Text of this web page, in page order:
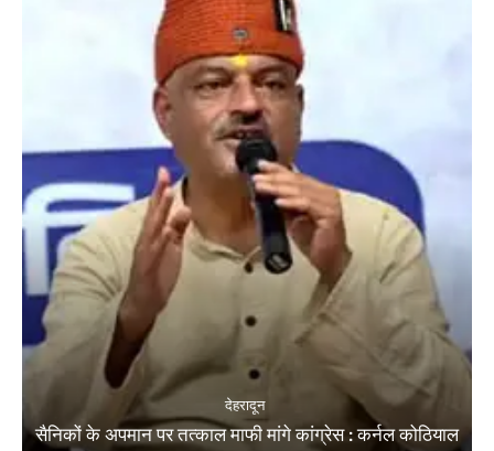
देहरादून
सैनिकों के अपमान पर तत्काल माफी मांगे कांग्रेस : कर्नल कोठियाल